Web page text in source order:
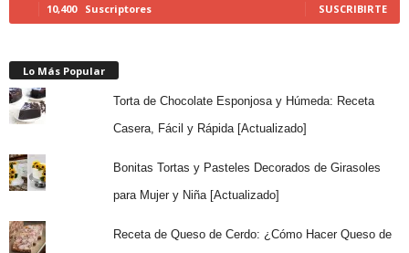
10,400 Suscriptores SUSCRIBIRTE
Lo Más Popular
Torta de Chocolate Esponjosa y Húmeda: Receta
Casera, Fácil y Rápida [Actualizado]
Bonitas Tortas y Pasteles Decorados de Girasoles
para Mujer y Niña [Actualizado]
Receta de Queso de Cerdo: ¿Cómo Hacer Queso de